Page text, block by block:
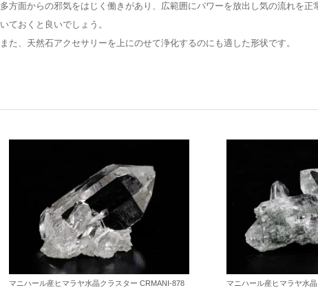
多方面からの邪気をはじく働きがあり、広範囲にパワーを放出し気の流れを
いておくと良いでしょう。
また、天然石アクセサリーを上にのせて浄化するのにも適した形状です。
マニハール産ヒマラヤ水晶クラスター CRMANI-878 マニハール産ヒマラヤ水